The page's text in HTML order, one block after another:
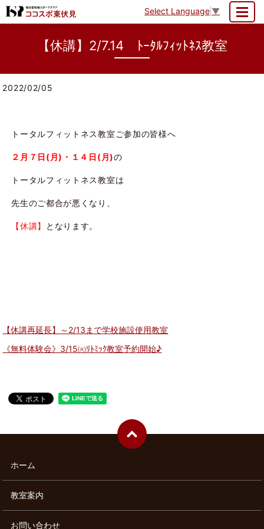
Select Language ▼
【休講】2/7.14 ﾄｰﾀﾙﾌｨｯﾄﾈｽ教室
2022/02/05
トータルフィットネス教室ご参加の皆様へ
２月７日(月)・１４日(月)の
トータルフィットネス教室は
先生のご都合が悪くなり、
【休講】 となります。
【休講再延長】～2/13まで学校施設使用教室
《無料体験会》3/15㈫ﾘﾄﾐｯｸ教室予約開始♪
ホーム
教室案内
お問い合わせ